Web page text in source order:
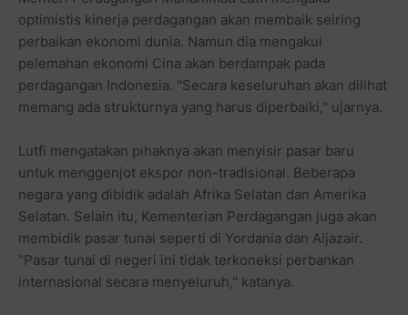
optimistis kinerja perdagangan akan membaik seiring
perbaikan ekonomi dunia. Namun dia mengakui
pelemahan ekonomi Cina akan berdampak pada
perdagangan Indonesia. "Secara keseluruhan akan dilihat
memang ada strukturnya yang harus diperbaiki," ujarnya.
Lutfi mengatakan pihaknya akan menyisir pasar baru
untuk menggenjot ekspor non-tradisional. Beberapa
negara yang dibidik adalah Afrika Selatan dan Amerika
Selatan. Selain itu, Kementerian Perdagangan juga akan
membidik pasar tunai seperti di Yordania dan Aljazair.
"Pasar tunai di negeri ini tidak terkoneksi perbankan
internasional secara menyeluruh," katanya.